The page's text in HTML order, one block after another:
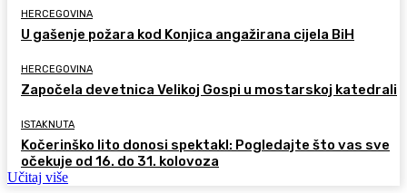
HERCEGOVINA
U gašenje požara kod Konjica angažirana cijela BiH
HERCEGOVINA
Započela devetnica Velikoj Gospi u mostarskoj katedrali
ISTAKNUTA
Kočerinško lito donosi spektakl: Pogledajte što vas sve
očekuje od 16. do 31. kolovoza
Učitaj više